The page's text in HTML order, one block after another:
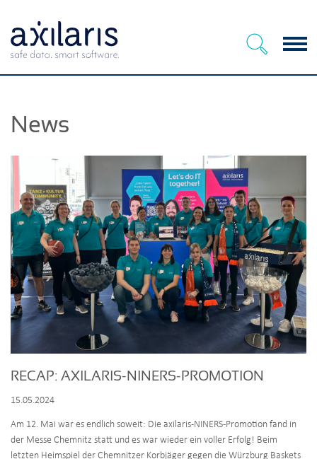
Menu
News
RECAP: AXILARIS-NINERS-PROMOTION
15.05.2024
Am 12. Mai war es endlich soweit: Die axilaris-NINERS-Promotion fand in
der Messe Chemnitz statt und es war wieder ein voller Erfolg! Beim
letzten Heimspiel der Chemnitzer Korbjäger gegen die Würzburg Baskets